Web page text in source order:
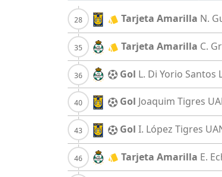
Tarjeta Amarilla N.
Tarjeta Amarilla C.
Gol L. Di Yorio Santos
Gol Joaquim Tigres
Gol I. López Tigres
Tarjeta Amarilla E.